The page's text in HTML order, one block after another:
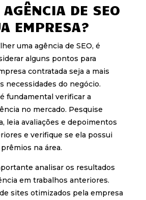
DE SEO
EMPRESA?
uma agência de SEO, é
alguns pontos para
contratada seja a mais
necessidades do negócio.
fundamental verificar a
no mercado. Pesquise
leia avaliações e depoimentos
e verifique se ela possui
na área.
analisar os resultados
em trabalhos anteriores.
sites otimizados pela empresa